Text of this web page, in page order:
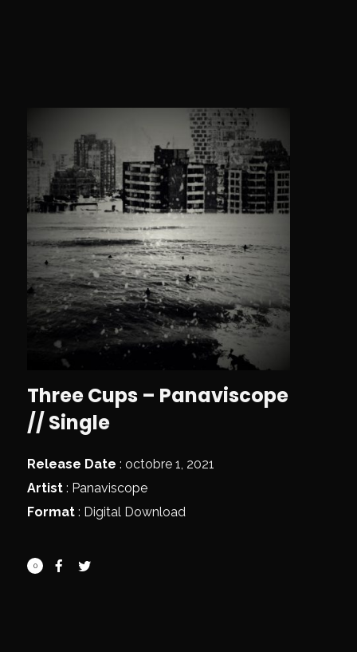
Three Cups – Panaviscope
// Single
Release Date : octobre 1, 2021
Artist : Panaviscope
Format : Digital Download
0